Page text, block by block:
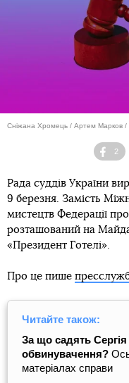
Сніжана Хромець / Артем Марков /
2
Рада суддів України
9 березня. Замість
мистецтв Федерації
розташований на
«Президент Готелі».
Про це пише
Читайте також:
За що садять
обвинувачення?
матеріалах справи